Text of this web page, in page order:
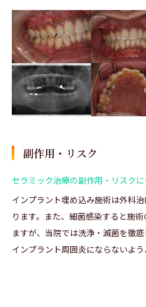
副作用・リスク
セラミック治療の副作用・リスクに
インプラント埋め込み施術は外科
ります。また、細菌感染すると施
ますが、当院では洗浄・滅菌を徹底
インプラント周囲炎にならないよう